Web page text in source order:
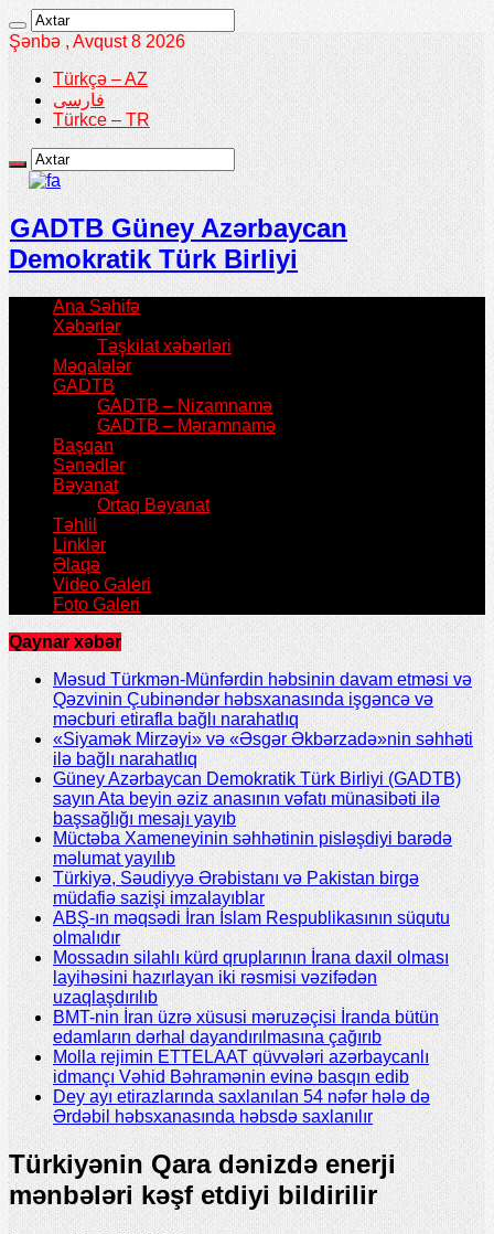
Şənbə , Avqust 8 2026
Türkçə – AZ
فارسی
Türkce – TR
GADTB Güney Azərbaycan
Demokratik Türk Birliyi
Ana Səhifə
Xəbərlər
Təşkilat xəbərləri
Məqalələr
GADTB
GADTB – Nizamnamə
GADTB – Məramnamə
Başqan
Sənədlər
Bəyanat
Ortaq Bəyanat
Təhlil
Linklər
Əlaqə
Video Galeri
Foto Galeri
Qaynar xəbər
Məsud Türkmən-Münfərdin həbsinin davam etməsi və
Qəzvinin Çubinəndər həbsxanasında işgəncə və
məcburi etirafla bağlı narahatlıq
«Siyamək Mirzəyi» və «Əsgər Əkbərzadə»nin səhhəti
ilə bağlı narahatlıq
Güney Azərbaycan Demokratik Türk Birliyi (GADTB)
sayın Ata beyin əziz anasının vəfatı münasibəti ilə
başsağlığı mesajı yayıb
Müctəba Xameneyinin səhhətinin pisləşdiyi barədə
məlumat yayılıb
Türkiyə, Səudiyyə Ərəbistanı və Pakistan birgə
müdafiə sazişi imzalayıblar
ABŞ-ın məqsədi İran İslam Respublikasının süqutu
olmalıdır
Mossadın silahlı kürd qruplarının İrana daxil olması
layihəsini hazırlayan iki rəsmisi vəzifədən
uzaqlaşdırılıb
BMT-nin İran üzrə xüsusi məruzəçisi İranda bütün
edamların dərhal dayandırılmasına çağırıb
Molla rejimin ETTELAAT qüvvələri azərbaycanlı
idmançı Vəhid Bəhramənin evinə basqın edib
Dey ayı etirazlarında saxlanılan 54 nəfər hələ də
Ərdəbil həbsxanasında həbsdə saxlanılır
Türkiyənin Qara dənizdə enerji
mənbələri kəşf etdiyi bildirilir